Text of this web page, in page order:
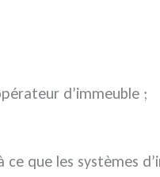
d’immeuble ;
que les systèmes